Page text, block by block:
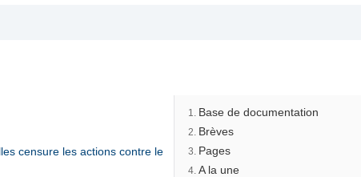
Base de documentation
Brèves
Pages
A la une
censure les actions contre le